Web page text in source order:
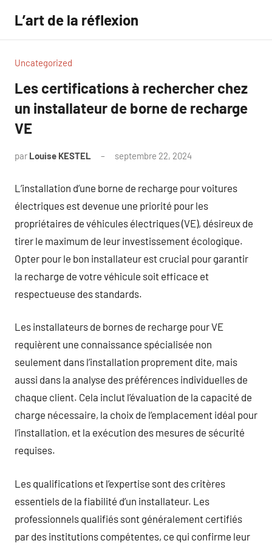
contenu
L’art de la réflexion
Uncategorized
Les certifications à rechercher chez
un installateur de borne de recharge
VE
par Louise KESTEL septembre 22, 2024
L’installation d’une borne de recharge pour voitures
électriques est devenue une priorité pour les
propriétaires de véhicules électriques (VE), désireux de
tirer le maximum de leur investissement écologique.
Opter pour le bon installateur est crucial pour garantir
la recharge de votre véhicule soit efficace et
respectueuse des standards.
Les installateurs de bornes de recharge pour VE
requièrent une connaissance spécialisée non
seulement dans l’installation proprement dite, mais
aussi dans la analyse des préférences individuelles de
chaque client. Cela inclut l’évaluation de la capacité de
charge nécessaire, la choix de l’emplacement idéal pour
l’installation, et la exécution des mesures de sécurité
requises.
Les qualifications et l’expertise sont des critères
essentiels de la fiabilité d’un installateur. Les
professionnels qualifiés sont généralement certifiés
par des institutions compétentes, ce qui confirme leur